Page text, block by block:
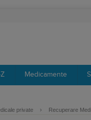
Medicamente
private › Recuperare